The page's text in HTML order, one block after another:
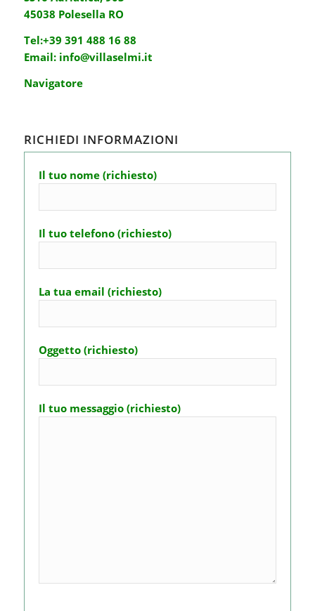
45038 Polesella RO
Tel:+39 391 488 16 88
Email: info@villaselmi.it
Navigatore
RICHIEDI INFORMAZIONI
Il tuo nome (richiesto)
Il tuo telefono (richiesto)
La tua email (richiesto)
Oggetto (richiesto)
Il tuo messaggio (richiesto)